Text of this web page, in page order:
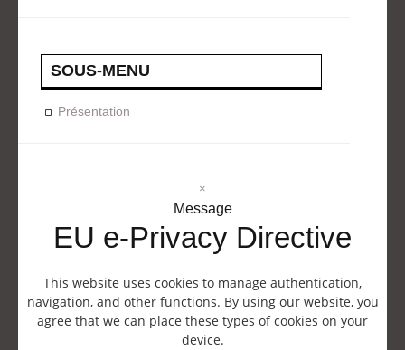
SOUS-MENU
Présentation
×
Message
EU e-Privacy Directive
This website uses cookies to manage authentication,
navigation, and other functions. By using our website, you
agree that we can place these types of cookies on your
device.